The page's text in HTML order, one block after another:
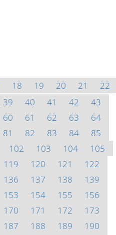
18 19 20 21
22
39 40 41 42
43
60 61 62 63
64
81 82 83 84
85
102 103 104
105
119 120 121
122
136 137 138
139
153 154 155
156
170 171 172
173
187 188 189
190